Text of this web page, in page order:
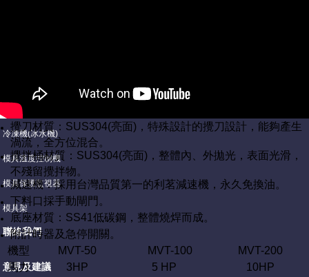
混合比例器
冷凍機(冰水機)
模具溫度控制機
模具保護監視器
模具架
聯絡我們
意見及建議
攪刀材質：SUS304(亮面)，特殊設計的攪刀設計，能夠產生
渦流，全方位混合。
攪拌桶材質：SUS304(亮面)，整體內、外拋光，表面光滑，
不殘留攪拌物。
減速機：採用台灣品質第一的利茗減速機，永久免換油。
下料口採手動閘門。
底座材質：SS41低碳鋼，整體燒焊而成。
附計時器及急停開關。
機型
MVT-50 MVT-100
MVT-200
馬力
3HP 5 HP
10HP